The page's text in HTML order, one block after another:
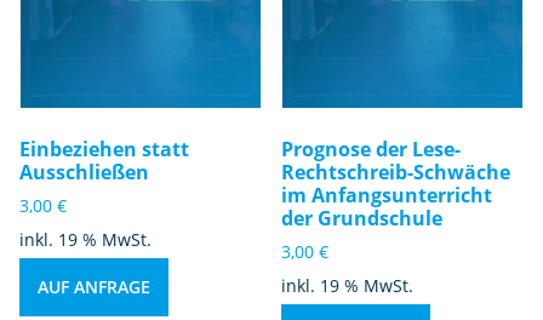
Einbeziehen statt
Ausschließen
3,00 €
inkl. 19 % MwSt.
AUF ANFRAGE
Prognose der Lese-
Rechtschreib-Schwäche
im Anfangsunterricht
der Grundschule
3,00€
inkl. 19 % MwSt.